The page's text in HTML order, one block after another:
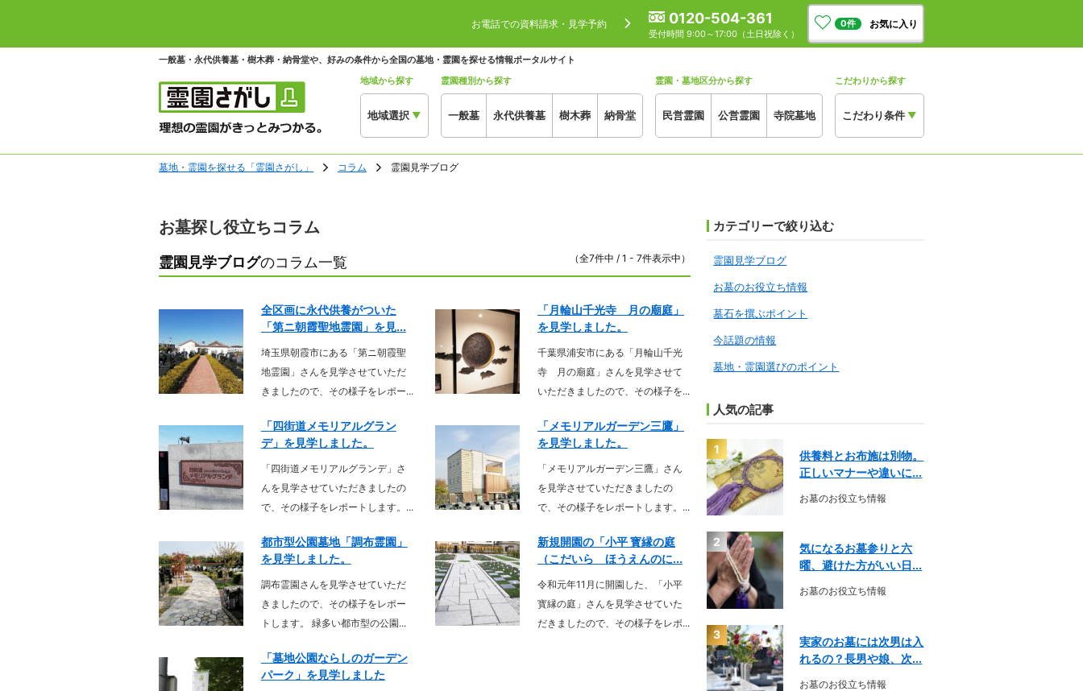
お電話での資料請求・見学予約 0120-504-361
受付時間 9:00～17:00（土日祝除く）
0件 お気に入り
一般墓・永代供養墓・樹木葬・納骨堂や、好みの条件から全国の墓地・霊園を探せる情報ポータルサイト
地域から探す
地域選択 ▼
霊園種別から探す
一般墓 永代供養墓 樹木葬 納骨堂
霊園・墓地区分から探す
民営霊園 公営霊園 寺院墓地
こだわりから探す
こだわり条件 ▼
墓地・霊園を探せる「霊園さがし」 コラム 霊園見学ブログ
お墓探し役立ちコラム
霊園見学ブログのコラム一覧 （全7件中 / 1 - 7件表示中）
全区画に永代供養がついた
「第ニ朝霞聖地霊園」を見...
埼玉県朝霞市にある「第ニ朝霞聖
地霊園」さんを見学させていただ
きましたので、その様子をレポー...
「月輪山千光寺 月の廟庭」
を見学しました。
千葉県浦安市にある「月輪山千光
寺 月の廟庭」さんを見学させて
いただきましたので、その様子を...
「四街道メモリアルグラン
デ」を見学しました。
「四街道メモリアルグランデ」さ
んを見学させていただきましたの
で、その様子をレポートします。...
「メモリアルガーデン三鷹」
を見学しました。
「メモリアルガーデン三鷹」さん
を見学させていただきましたの
で、その様子をレポートします。...
都市型公園墓地「調布霊園」
を見学しました。
調布霊園さんを見学させていただ
きましたので、その様子をレポー
トします。 緑多い都市型の公園...
新規開園の「小平 寳縁の庭
（こだいら ほうえんのに...
令和元年11月に開園した、「小平
寳縁の庭」さんを見学させていた
だきましたので、その様子をレポ...
「墓地公園ならしのガーデン
パーク」を見学しました
カテゴリーで絞り込む
霊園見学ブログ
お墓のお役立ち情報
墓石を撰ぶポイント
今話題の情報
墓地・霊園選びのポイント
人気の記事
1
供養料とお布施は別物。
正しいマナーや違いに...
お墓のお役立ち情報
2
気になるお墓参りと六
曜、避けた方がいい日...
お墓のお役立ち情報
3
実家のお墓には次男は入
れるの？長男や娘、次...
お墓のお役立ち情報